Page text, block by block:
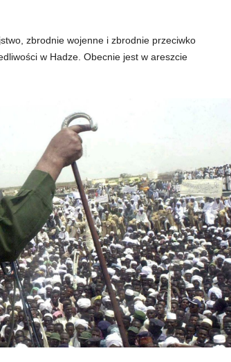
zbrodnie wojenne i zbrodnie przeciwko
w Hadze. Obecnie jest w areszcie